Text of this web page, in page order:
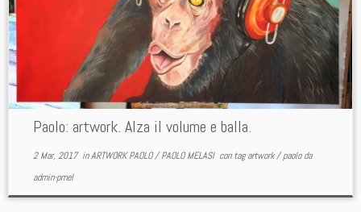
Paolo: artwork. Alza il volume e balla.
2 Mar, 2017inARTWORK PAOLO/PAOLO MELASI con tagartwork/paoloda
admin-pmel